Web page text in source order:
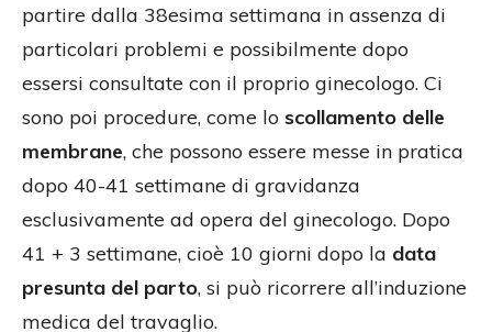
partire dalla 38esima settimana in assenza di
particolari problemi e possibilmente dopo
essersi consultate con il proprio ginecologo. Ci
sono poi procedure, come lo scollamento delle
membrane, che possono essere messe in pratica
dopo 40-41 settimane di gravidanza
esclusivamente ad opera del ginecologo. Dopo
41 + 3 settimane, cioè 10 giorni dopo la data
presunta del parto, si può ricorrere all’induzione
medica del travaglio.